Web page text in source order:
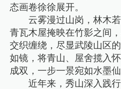
态画卷徐徐展开。
云雾漫过山岗，林木
青瓦木屋掩映在竹影之间
交织缠绕，尽显武陵山区
如镜，将青山、屋舍揽入
成双，一步一景宛如水墨仙
近年来，秀山深入践